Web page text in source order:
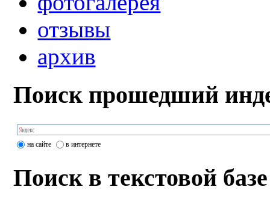
отзывы
архив
Поиск прошедший
на сайте в интернете
Поиск в текстовой базе